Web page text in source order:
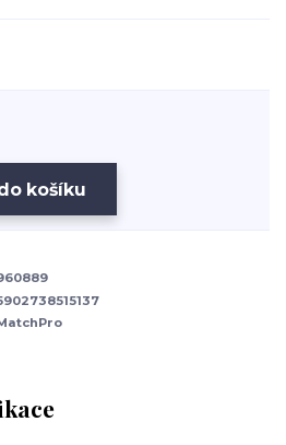
košíku